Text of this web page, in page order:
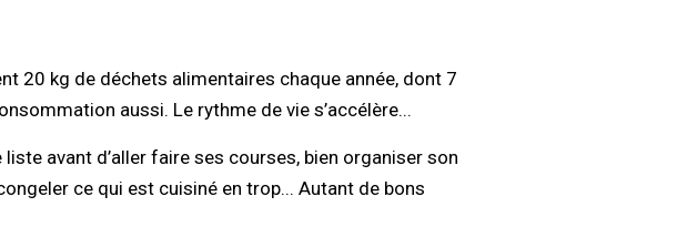
20 kg de déchets alimentaires chaque année, dont 7
aussi. Le rythme de vie s’accélère...
avant d’aller faire ses courses, bien organiser son
ce qui est cuisiné en trop... Autant de bons